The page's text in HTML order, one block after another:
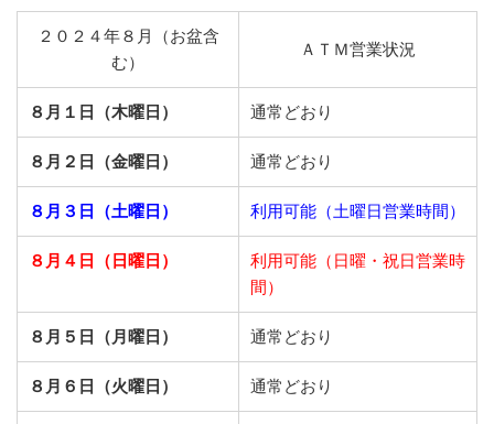
２０２４年８月（お盆含
む）
ＡＴＭ営業状況
８月１日（木曜日） 通常どおり
８月２日（金曜日） 通常どおり
８月３日（土曜日） 利用可能（土曜日営業時間）
８月４日（日曜日）
利用可能（日曜・祝日営業時
間）
８月５日（月曜日） 通常どおり
８月６日（火曜日） 通常どおり